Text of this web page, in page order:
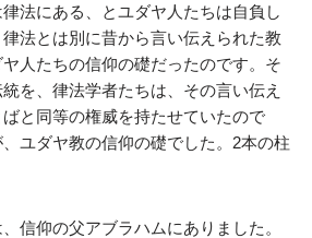
法にある、とユダヤ人たちは自負し
法とは別に昔から言い伝えられた教
人たちの信仰の礎だったのです。そ
を、律法学者たちは、その言い伝え
と同等の権威を持たせていたので
ユダヤ教の信仰の礎でした。2本の柱
信仰の父アブラハムにありました。